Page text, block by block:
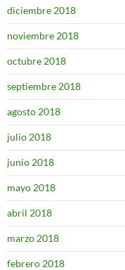
diciembre 2018
noviembre 2018
octubre 2018
septiembre 2018
agosto 2018
julio 2018
junio 2018
mayo 2018
abril 2018
marzo 2018
febrero 2018